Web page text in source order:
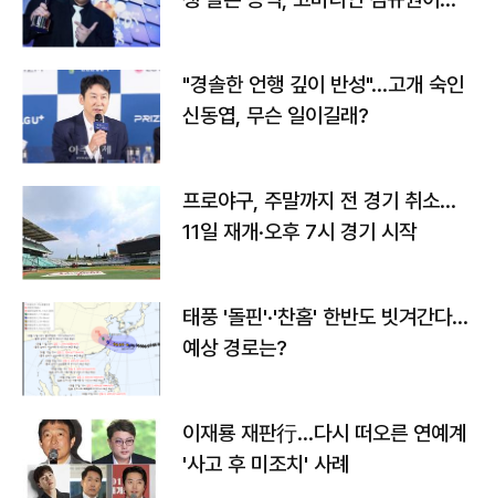
"경솔한 언행 깊이 반성"…고개 숙인
신동엽, 무슨 일이길래?
프로야구, 주말까지 전 경기 취소…
11일 재개·오후 7시 경기 시작
태풍 '돌핀'·'찬홈' 한반도 빗겨간다…
예상 경로는?
이재룡 재판行…다시 떠오른 연예계
'사고 후 미조치' 사례